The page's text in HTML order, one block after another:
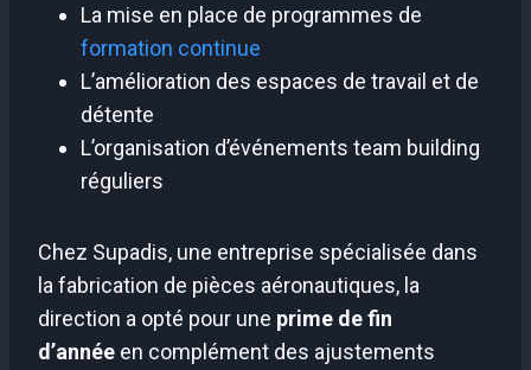
La mise en place de programmes de
formation continue
L’amélioration des espaces de travail et de
détente
L’organisation d’événements team building
réguliers
Chez Supadis, une entreprise spécialisée dans
la fabrication de pièces aéronautiques, la
direction a opté pour une prime de fin
d’année en complément des ajustements